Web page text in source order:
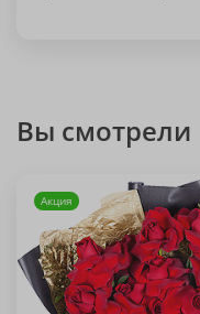
Вы смотрели
Акция